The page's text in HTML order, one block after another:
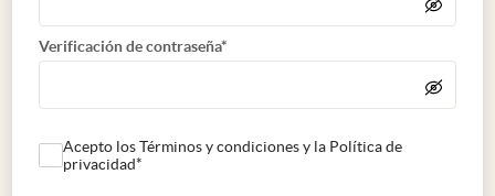
Verificación de contraseña*
Acepto los Términos y condiciones y la Política de
privacidad*